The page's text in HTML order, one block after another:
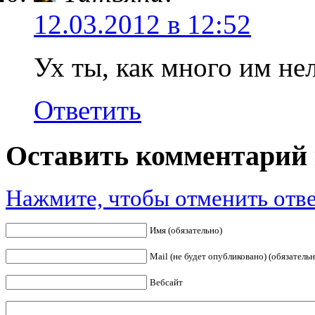
12.03.2012 в 12:52
Ух ты, как много им
Ответить
Оставить
Нажмите, чтобы отменить
Имя (обязательно)
Mail (не будет опубликовано)
Вебсайт